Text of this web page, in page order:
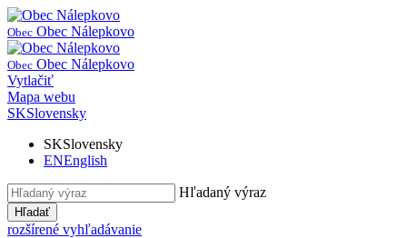
Obec Obec Nálepkovo
Obec Obec Nálepkovo
Vytlačiť
Mapa webu
SKSlovensky
SKSlovensky
ENEnglish
Hľadaný výraz
Hľadať
rozšírené vyhľadávanie